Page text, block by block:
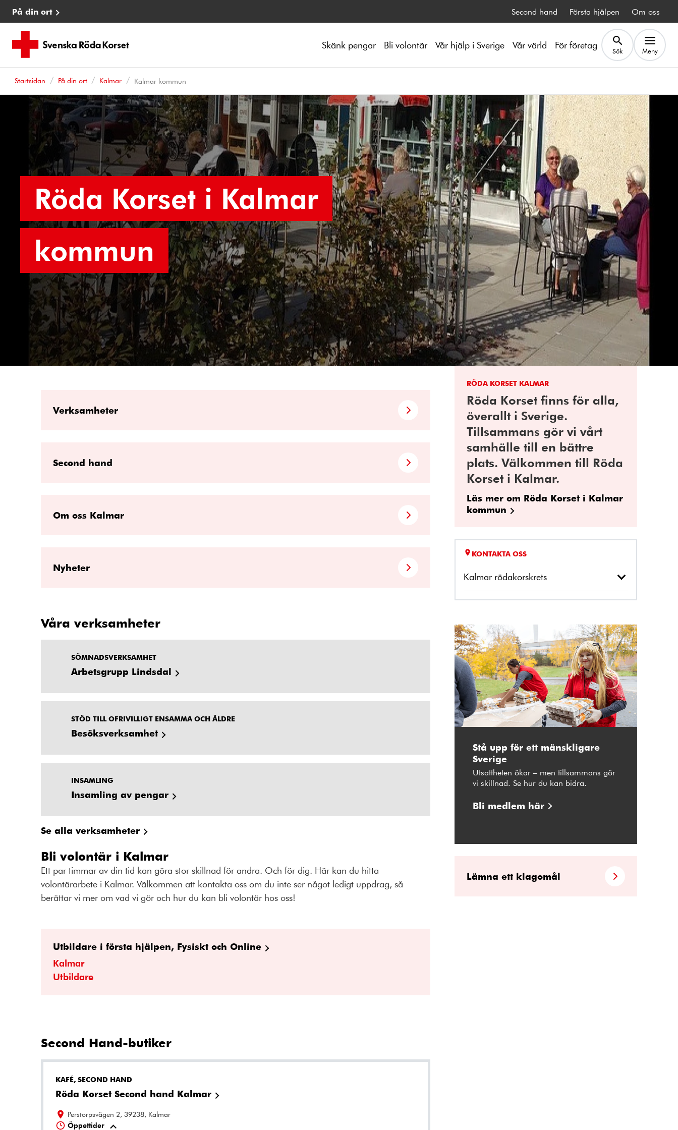
På din ort Second hand Första hjälpen Om oss
Skänk pengar Bli volontär Vår hjälp i Sverige Vår värld För företag Sök Meny
Startsidan På din ort Kalmar Kalmar kommun
Röda Korset i Kalmar
kommun
Verksamheter
Second hand
Om oss Kalmar
Nyheter
Våra verksamheter
SÖMNADSVERKSAMHET
Arbetsgrupp Lindsdal
STÖD TILL OFRIVILLIGT ENSAMMA OCH ÄLDRE
Besöksverksamhet
INSAMLING
Insamling av pengar
Se alla verksamheter
Bli volontär i Kalmar
Ett par timmar av din tid kan göra stor skillnad för andra. Och för dig. Här kan du hitta
volontärarbete i Kalmar. Välkommen att kontakta oss om du inte ser något ledigt uppdrag, så
berättar vi mer om vad vi gör och hur du kan bli volontär hos oss!
Utbildare i första hjälpen, Fysiskt och Online
Kalmar
Utbildare
Second Hand-butiker
KAFÉ, SECOND HAND
Röda Korset Second hand Kalmar
Perstorpsvägen 2, 39238, Kalmar
Öppettider
RÖDA KORSET KALMAR
Röda Korset finns för alla,
överallt i Sverige.
Tillsammans gör vi vårt
samhälle till en bättre
plats. Välkommen till Röda
Korset i Kalmar.
Läs mer om Röda Korset i Kalmar
kommun
KONTAKTA OSS
Kalmar rödakorskrets
Stå upp för ett mänskligare
Sverige
Utsattheten ökar – men tillsammans gör
vi skillnad. Se hur du kan bidra.
Bli medlem här
Lämna ett klagomål